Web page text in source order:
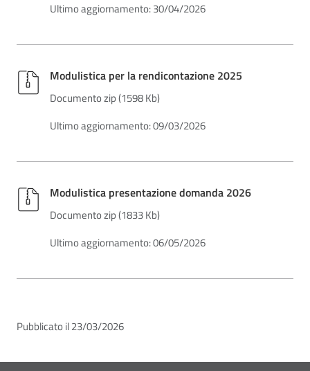
Ultimo aggiornamento: 30/04/2026
Modulistica per la rendicontazione 2025
Documento zip (1598 Kb)
Ultimo aggiornamento: 09/03/2026
Modulistica presentazione domanda 2026
Documento zip (1833 Kb)
Ultimo aggiornamento: 06/05/2026
Pubblicato il 23/03/2026